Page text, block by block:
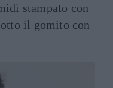
stampato con
il gomito con